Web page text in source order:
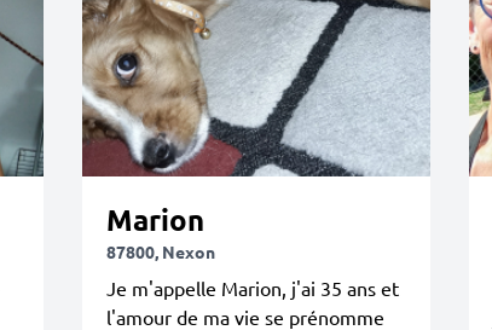
Marion
87800, Nexon
Je m'appelle Marion, j'ai 35 ans et
l'amour de ma vie se prénomme